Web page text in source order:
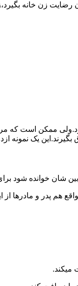
زن خانه
ببرد.ولی ممکن است
بگیرند.این یک
شان خوانده شود
هم پدر و مادرها
میکند.